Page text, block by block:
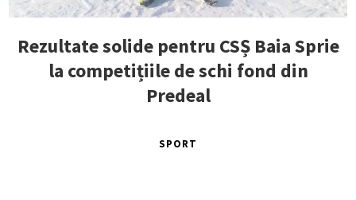
Rezultate solide pentru CSȘ Baia Sprie
la competițiile de schi fond din
Predeal
SPORT